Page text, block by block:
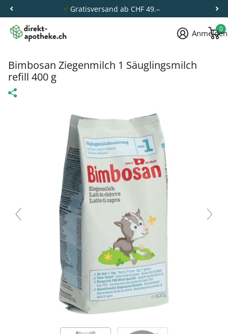
Gratisversand ab CHF 49.–
Anmelden
0
Bimbosan Ziegenmilch 1 Säuglingsmilch
refill 400 g